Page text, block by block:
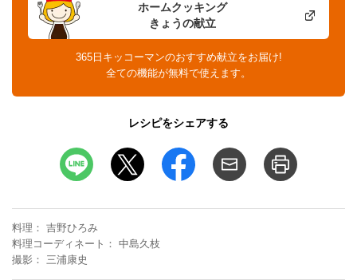
ホームクッキング
きょうの献立
365日キッコーマンのおすすめ献立をお届け!
全ての機能が無料で使えます。
レシピをシェアする
料理
吉野ひろみ
料理コーディネート
中島久枝
撮影
三浦康史